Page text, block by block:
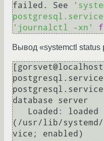
failed. See
'journalctl -xn'
Вывод «systemctl status
postgresql.service
postgresql.service
database server
(/usr/lib/systemd/
vice; enabled)